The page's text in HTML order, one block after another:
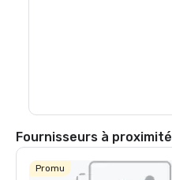
Fournisseurs à proximité
Promu